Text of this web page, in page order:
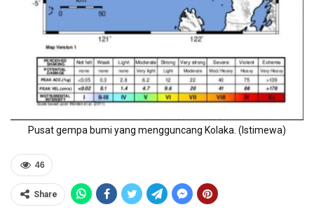
Pusat gempa bumi yang mengguncang Kolaka. (Istimewa)
46
Share